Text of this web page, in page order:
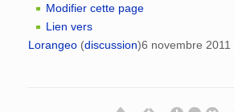
Modifier cette page
Lien vers
Lorangeo (discussion)6 novembre 2011